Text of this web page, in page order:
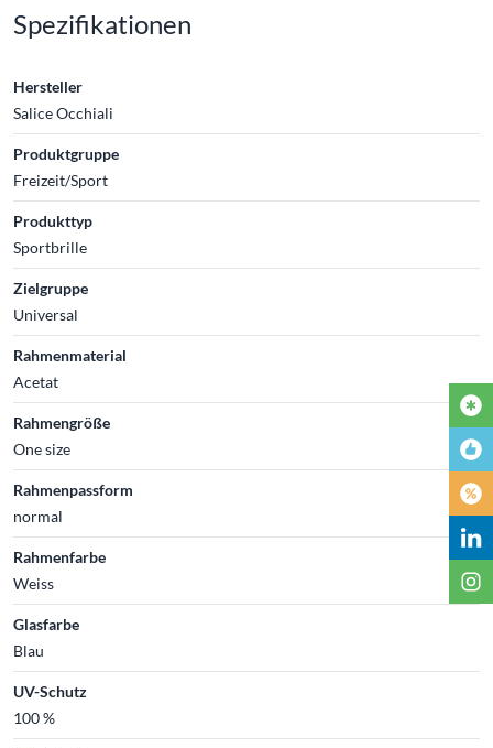
Spezifikationen
Hersteller
Salice Occhiali
Produktgruppe
Freizeit/Sport
Produkttyp
Sportbrille
Zielgruppe
Universal
Rahmenmaterial
Acetat
Rahmengröße
One size
Rahmenpassform
normal
Rahmenfarbe
Weiss
Glasfarbe
Blau
UV-Schutz
100 %